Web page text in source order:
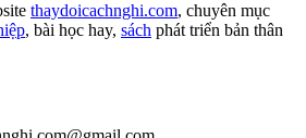
thaydoicachnghi.com, chuyên mục
, bài học hay, sách phát triển bản thân